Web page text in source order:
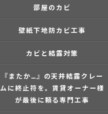
部屋のカビ
壁紙下地防カビ工事
カビと結露対策
『またか…』の天井結露クレー
ムに終止符を。賃貸オーナー様
が最後に頼る専門工事